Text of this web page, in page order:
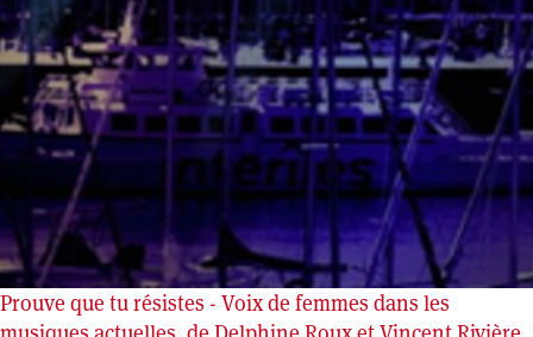
Prouve que tu résistes - Voix de femmes dans les